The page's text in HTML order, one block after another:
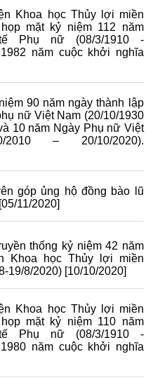
Khoa học Thủy lợi miền
mặt kỷ niệm 112 năm
Phụ nữ (08/3/1910 -
năm cuộc khởi nghĩa
90 năm ngày thành lập
nữ Việt Nam (20/10/1930
10 năm Ngày Phụ nữ Việt
2010 – 20/10/2020).
góp ủng hộ đồng bào lũ
[05/11/2020]
thống kỷ niệm 42 năm
Khoa học Thủy lợi miền
19/8/2020) [10/10/2020]
Khoa học Thủy lợi miền
mặt kỷ niệm 110 năm
Phụ nữ (08/3/1910 -
năm cuộc khởi nghĩa